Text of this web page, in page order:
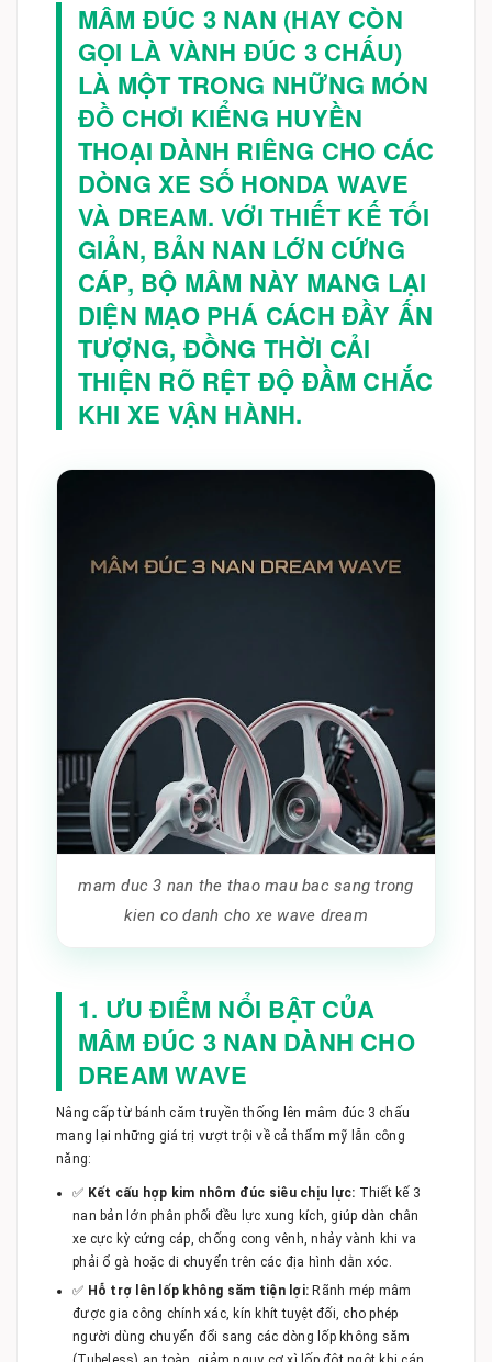
MÂM ĐÚC 3 NAN (HAY CÒN
GỌI LÀ VÀNH ĐÚC 3 CHẤU)
LÀ MỘT TRONG NHỮNG MÓN
ĐỒ CHƠI KIỂNG HUYỀN
THOẠI DÀNH RIÊNG CHO CÁC
DÒNG XE SỐ HONDA WAVE
VÀ DREAM. VỚI THIẾT KẾ TỐI
GIẢN, BẢN NAN LỚN CỨNG
CÁP, BỘ MÂM NÀY MANG LẠI
DIỆN MẠO PHÁ CÁCH ĐẦY ẤN
TƯỢNG, ĐỒNG THỜI CẢI
THIỆN RÕ RỆT ĐỘ ĐẦM CHẮC
KHI XE VẬN HÀNH.
mam duc 3 nan the thao mau bac sang trong
kien co danh cho xe wave dream
1. ƯU ĐIỂM NỔI BẬT CỦA
MÂM ĐÚC 3 NAN DÀNH CHO
DREAM WAVE
Nâng cấp từ bánh căm truyền thống lên mâm đúc 3 chấu
mang lại những giá trị vượt trội về cả thẩm mỹ lẫn công
năng:
✅ Kết cấu hợp kim nhôm đúc siêu chịu lực: Thiết kế 3
nan bản lớn phân phối đều lực xung kích, giúp dàn chân
xe cực kỳ cứng cáp, chống cong vênh, nhảy vành khi va
phải ổ gà hoặc di chuyển trên các địa hình dằn xóc.
✅ Hỗ trợ lên lốp không săm tiện lợi: Rãnh mép mâm
được gia công chính xác, kín khít tuyệt đối, cho phép
người dùng chuyển đổi sang các dòng lốp không săm